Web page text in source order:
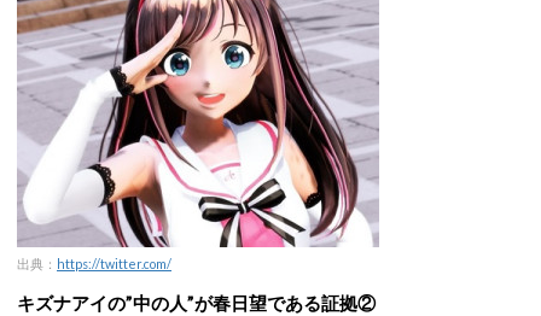
出典： https://twitter.com/
キズナアイの”中の人”が春日望である証拠②